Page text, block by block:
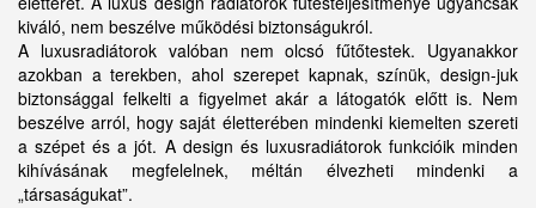
kiváló, nem beszélve működési biztonságukról.
A luxusradiátorok valóban nem olcsó fűtőtestek. Ugyanakkor
azokban a terekben, ahol szerepet kapnak, színük, design-juk
biztonsággal felkelti a figyelmet akár a látogatók előtt is. Nem
beszélve arról, hogy saját életterében mindenki kiemelten szereti
a szépet és a jót. A design és luxusradiátorok funkcióik minden
kihívásának megfelelnek, méltán élvezheti mindenki a
„társaságukat”.